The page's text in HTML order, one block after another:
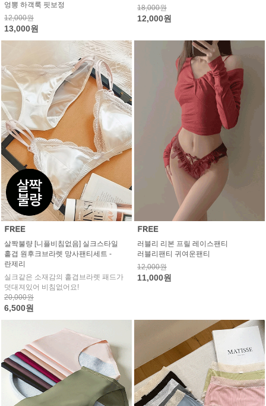
엉뽕 하객룩 핏보정
12,000원
13,000원
18,000원
12,000원
살짝불량 [니플비침없음] 실크스타일
홑겹 원후크브라렛 망사팬티세트 -
란제리
실크같은 소재감의 홑겹브라렛 패드가
덧대져있어 비침없어요!
20,000원
6,500원
러블리 리본 프릴 레이스팬티
러블리팬티 귀여운팬티
12,000원
11,000원